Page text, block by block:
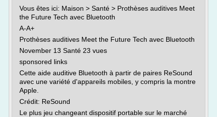
Vous êtes ici: Maison > Santé > Prothèses auditives Meet
the Future Tech avec Bluetooth
A-A+
Prothèses auditives Meet the Future Tech avec Bluetooth
November 13 Santé 23 vues
sponsored links
Cette aide auditive Bluetooth à partir de paires ReSound
avec une variété d'appareils mobiles, y compris la montre
Apple.
Crédit: ReSound
Le plus jeu changeant dispositif portable sur le marché